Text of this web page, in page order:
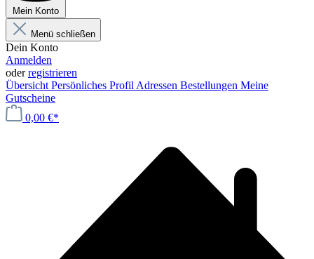
Mein Konto
Menü schließen
Dein Konto
Anmelden
oderregistrieren
Übersicht Persönliches Profil Adressen Bestellungen Meine
Gutscheine
0,00 €*